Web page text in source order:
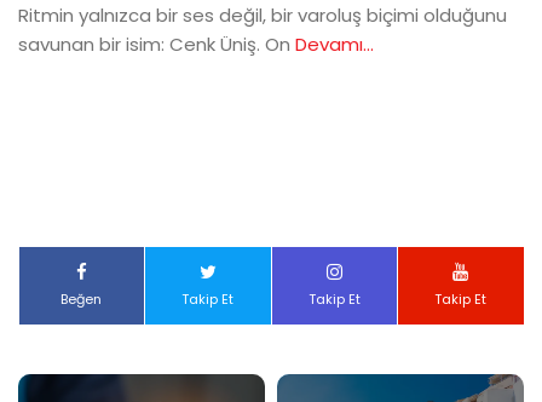
Ritmin yalnızca bir ses değil, bir varoluş biçimi olduğunu
savunan bir isim: Cenk Üniş. On Devamı...
Beğen Takip Et Takip Et Takip Et